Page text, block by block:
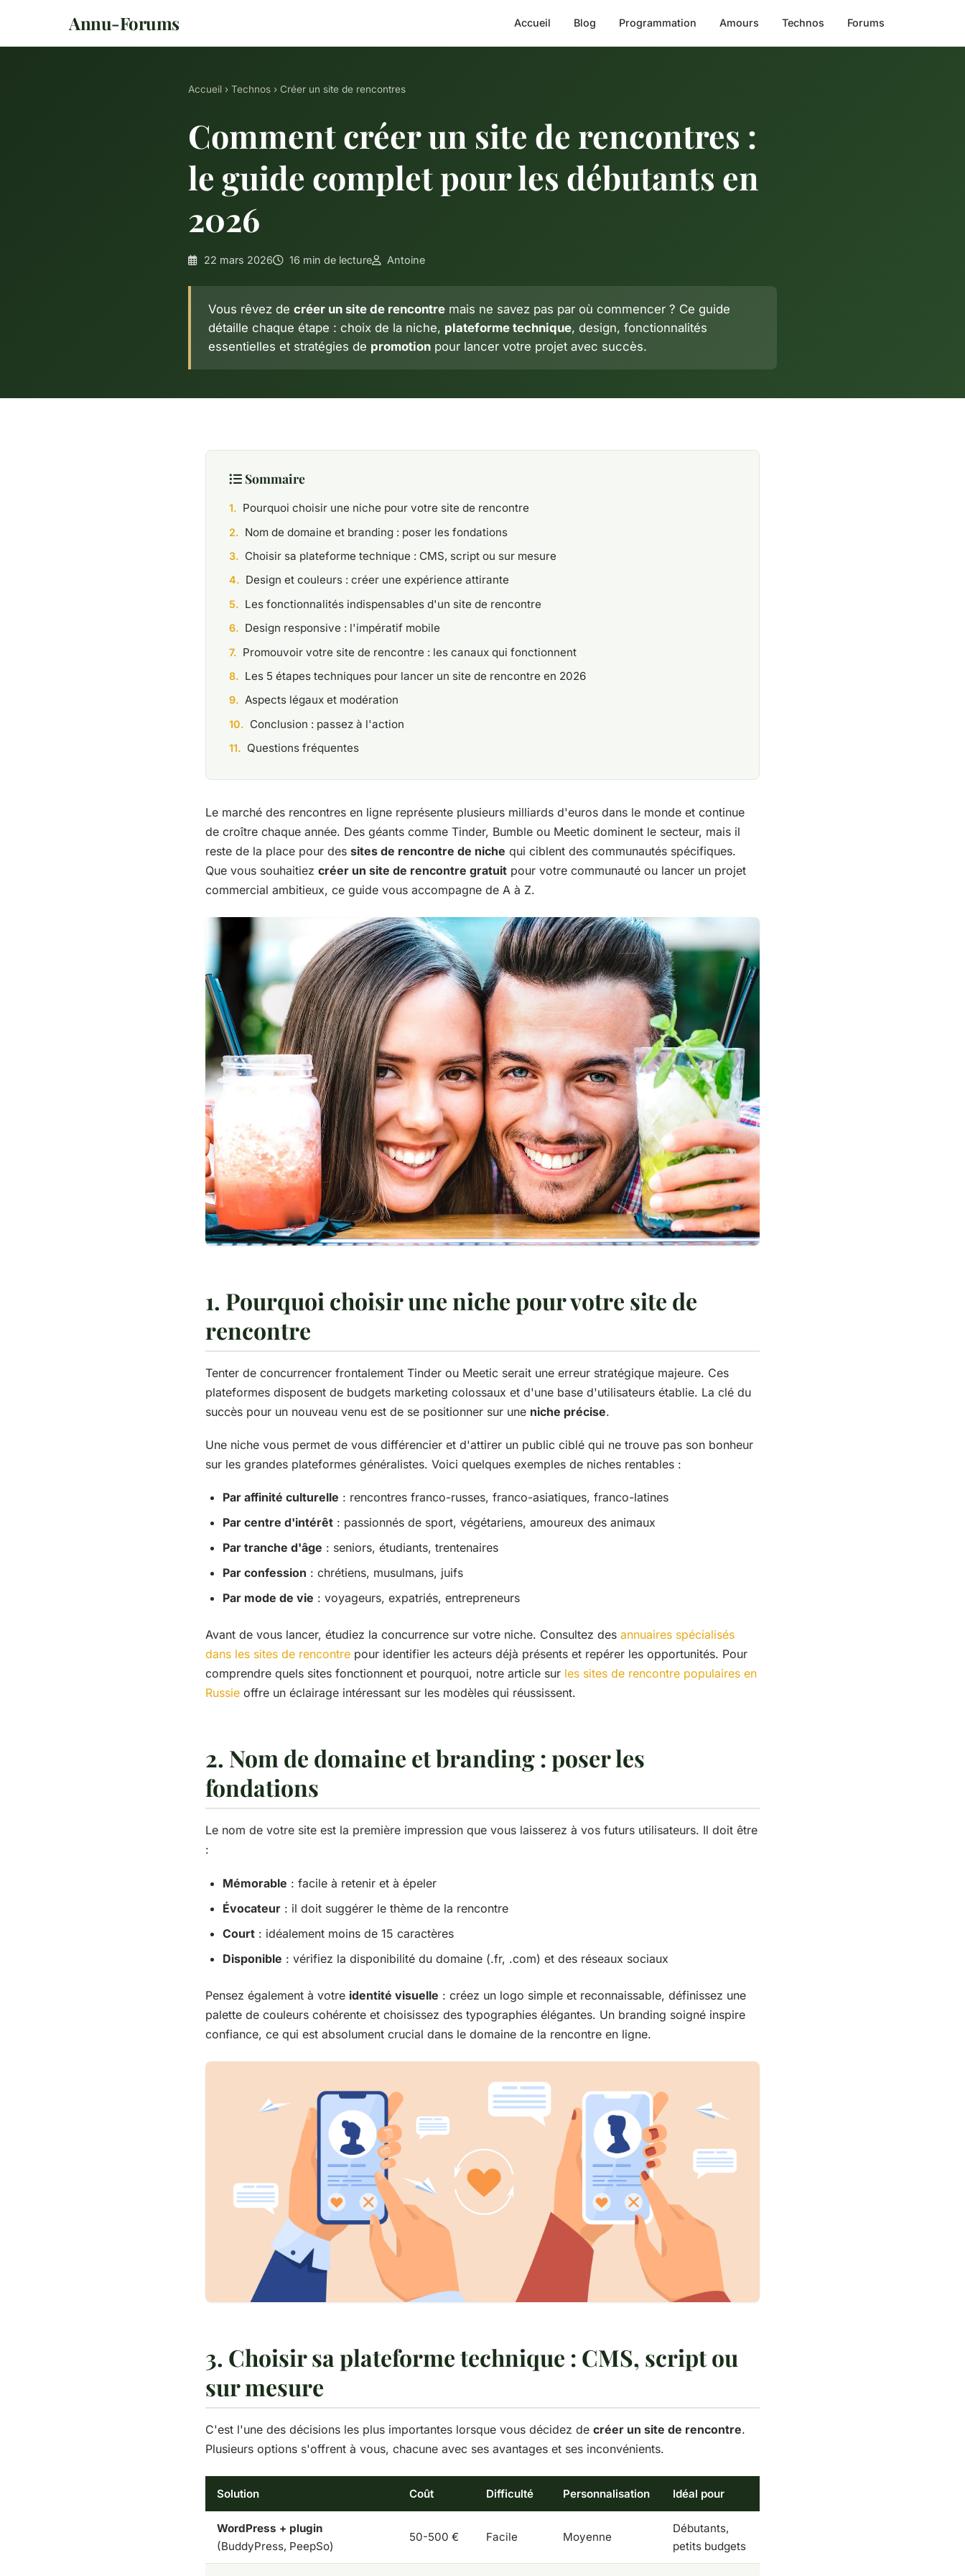
Annu-Forums Accueil Blog Programmation Amours Technos Forums
Accueil › Technos › Créer un site de rencontres
Comment créer un site de rencontres :
le guide complet pour les débutants en
2026
22 mars 2026 16 min de lecture Antoine
Vous rêvez de créer un site de rencontre mais ne savez pas par où commencer ? Ce guide
détaille chaque étape : choix de la niche, plateforme technique, design, fonctionnalités
essentielles et stratégies de promotion pour lancer votre projet avec succès.
Sommaire
Pourquoi choisir une niche pour votre site de rencontre
Nom de domaine et branding : poser les fondations
Choisir sa plateforme technique : CMS, script ou sur mesure
Design et couleurs : créer une expérience attirante
Les fonctionnalités indispensables d'un site de rencontre
Design responsive : l'impératif mobile
Promouvoir votre site de rencontre : les canaux qui fonctionnent
Les 5 étapes techniques pour lancer un site de rencontre en 2026
Aspects légaux et modération
Conclusion : passez à l'action
Questions fréquentes
Le marché des rencontres en ligne représente plusieurs milliards d'euros dans le monde et continue
de croître chaque année. Des géants comme Tinder, Bumble ou Meetic dominent le secteur, mais il
reste de la place pour des sites de rencontre de niche qui ciblent des communautés spécifiques.
Que vous souhaitiez créer un site de rencontre gratuit pour votre communauté ou lancer un projet
commercial ambitieux, ce guide vous accompagne de A à Z.
1. Pourquoi choisir une niche pour votre site de
rencontre
Tenter de concurrencer frontalement Tinder ou Meetic serait une erreur stratégique majeure. Ces
plateformes disposent de budgets marketing colossaux et d'une base d'utilisateurs établie. La clé du
succès pour un nouveau venu est de se positionner sur une niche précise.
Une niche vous permet de vous différencier et d'attirer un public ciblé qui ne trouve pas son bonheur
sur les grandes plateformes généralistes. Voici quelques exemples de niches rentables :
Par affinité culturelle : rencontres franco-russes, franco-asiatiques, franco-latines
Par centre d'intérêt : passionnés de sport, végétariens, amoureux des animaux
Par tranche d'âge : seniors, étudiants, trentenaires
Par confession : chrétiens, musulmans, juifs
Par mode de vie : voyageurs, expatriés, entrepreneurs
Avant de vous lancer, étudiez la concurrence sur votre niche. Consultez des annuaires spécialisés
dans les sites de rencontre pour identifier les acteurs déjà présents et repérer les opportunités. Pour
comprendre quels sites fonctionnent et pourquoi, notre article sur les sites de rencontre populaires en
Russie offre un éclairage intéressant sur les modèles qui réussissent.
2. Nom de domaine et branding : poser les
fondations
Le nom de votre site est la première impression que vous laisserez à vos futurs utilisateurs. Il doit être
:
Mémorable : facile à retenir et à épeler
Évocateur : il doit suggérer le thème de la rencontre
Court : idéalement moins de 15 caractères
Disponible : vérifiez la disponibilité du domaine (.fr, .com) et des réseaux sociaux
Pensez également à votre identité visuelle : créez un logo simple et reconnaissable, définissez une
palette de couleurs cohérente et choisissez des typographies élégantes. Un branding soigné inspire
confiance, ce qui est absolument crucial dans le domaine de la rencontre en ligne.
3. Choisir sa plateforme technique : CMS, script ou
sur mesure
C'est l'une des décisions les plus importantes lorsque vous décidez de créer un site de rencontre.
Plusieurs options s'offrent à vous, chacune avec ses avantages et ses inconvénients.
Solution Coût Difficulté Personnalisation Idéal pour
WordPress + plugin
(BuddyPress, PeepSo)
50-500 € Facile Moyenne
Débutants,
petits budgets